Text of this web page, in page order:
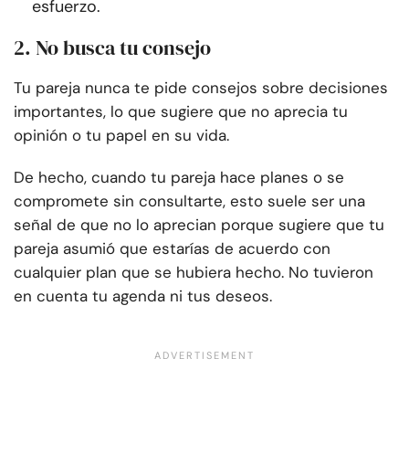
esfuerzo.
2. No busca tu consejo
Tu pareja nunca te pide consejos sobre decisiones
importantes, lo que sugiere que no aprecia tu
opinión o tu papel en su vida.
De hecho, cuando tu pareja hace planes o se
compromete sin consultarte, esto suele ser una
señal de que no lo aprecian porque sugiere que tu
pareja asumió que estarías de acuerdo con
cualquier plan que se hubiera hecho. No tuvieron
en cuenta tu agenda ni tus deseos.